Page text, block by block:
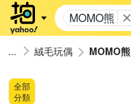
MOMO熊
絨毛玩偶 MOMO熊
全部
分類